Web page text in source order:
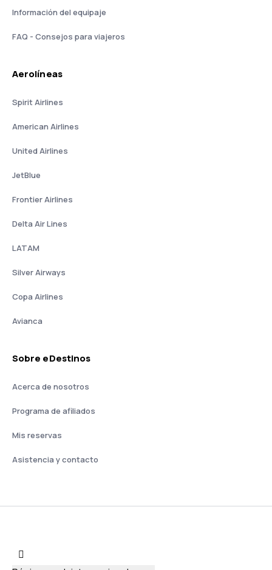
Información del equipaje
FAQ - Consejos para viajeros
Aerolíneas
Spirit Airlines
American Airlines
United Airlines
JetBlue
Frontier Airlines
Delta Air Lines
LATAM
Silver Airways
Copa Airlines
Avianca
Sobre eDestinos
Acerca de nosotros
Programa de afiliados
Mis reservas
Asistencia y contacto